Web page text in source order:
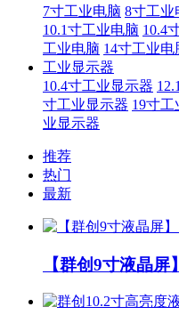
7寸工业电脑 8寸工业
10.1寸工业电脑 10.4
工业电脑 14寸工业电
工业显示器
10.4寸工业显示器
寸工业显示器 19寸工
业显示器
推荐
热门
最新
【群创9寸液晶屏